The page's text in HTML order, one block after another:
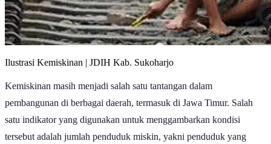
Ilustrasi Kemiskinan | JDIH Kab. Sukoharjo
Kemiskinan masih menjadi salah satu tantangan dalam
pembangunan di berbagai daerah, termasuk di Jawa Timur. Salah
satu indikator yang digunakan untuk menggambarkan kondisi
tersebut adalah jumlah penduduk miskin, yakni penduduk yang